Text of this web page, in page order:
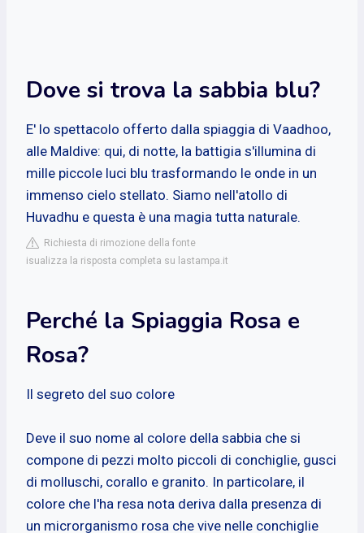
Dove si trova la sabbia blu?
E' lo spettacolo offerto dalla spiaggia di Vaadhoo,
alle Maldive: qui, di notte, la battigia s'illumina di
mille piccole luci blu trasformando le onde in un
immenso cielo stellato. Siamo nell'atollo di
Huvadhu e questa è una magia tutta naturale.
Richiesta di rimozione della fonte
isualizza la risposta completa su lastampa.it
Perché la Spiaggia Rosa e
Rosa?
Il segreto del suo colore
Deve il suo nome al colore della sabbia che si
compone di pezzi molto piccoli di conchiglie, gusci
di molluschi, corallo e granito. In particolare, il
colore che l'ha resa nota deriva dalla presenza di
un microrganismo rosa che vive nelle conchiglie